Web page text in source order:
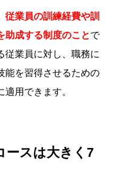
従業員の訓練経費や訓
助成する制度のことで
従業員に対し、職務に
能を習得させるための
用できます。
ースは大きく7